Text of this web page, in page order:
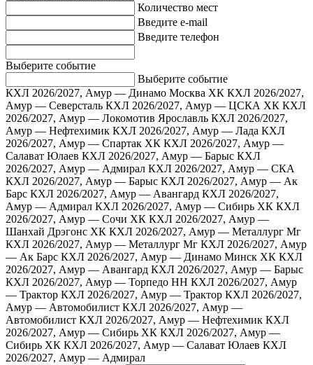
Количество мест
Введите e-mail
Введите телефон
Выберите событие
Выберите событие
КХЛ 2026/2027, Амур — Динамо Москва ХК КХЛ 2026/2027,
Амур — Северсталь КХЛ 2026/2027, Амур — ЦСКА ХК КХЛ
2026/2027, Амур — Локомотив Ярославль КХЛ 2026/2027,
Амур — Нефтехимик КХЛ 2026/2027, Амур — Лада КХЛ
2026/2027, Амур — Спартак ХК КХЛ 2026/2027, Амур —
Салават Юлаев КХЛ 2026/2027, Амур — Барыс КХЛ
2026/2027, Амур — Адмирал КХЛ 2026/2027, Амур — СКА
КХЛ 2026/2027, Амур — Барыс КХЛ 2026/2027, Амур — Ак
Барс КХЛ 2026/2027, Амур — Авангард КХЛ 2026/2027,
Амур — Адмирал КХЛ 2026/2027, Амур — Сибирь ХК КХЛ
2026/2027, Амур — Сочи ХК КХЛ 2026/2027, Амур —
Шанхай Дрэгонс ХК КХЛ 2026/2027, Амур — Металлург Мг
КХЛ 2026/2027, Амур — Металлург Мг КХЛ 2026/2027, Амур
— Ак Барс КХЛ 2026/2027, Амур — Динамо Минск ХК КХЛ
2026/2027, Амур — Авангард КХЛ 2026/2027, Амур — Барыс
КХЛ 2026/2027, Амур — Торпедо НН КХЛ 2026/2027, Амур
— Трактор КХЛ 2026/2027, Амур — Трактор КХЛ 2026/2027,
Амур — Автомобилист КХЛ 2026/2027, Амур —
Автомобилист КХЛ 2026/2027, Амур — Нефтехимик КХЛ
2026/2027, Амур — Сибирь ХК КХЛ 2026/2027, Амур —
Сибирь ХК КХЛ 2026/2027, Амур — Салават Юлаев КХЛ
2026/2027, Амур — Адмирал